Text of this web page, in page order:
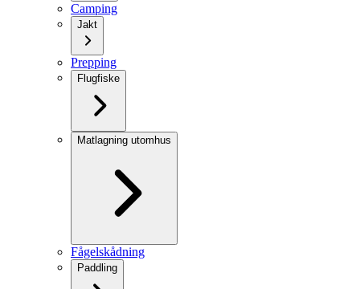
Camping
Jakt
Prepping
Flugfiske
Matlagning utomhus
Fågelskådning
Paddling